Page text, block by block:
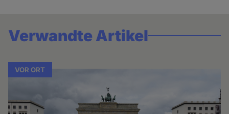
Verwandte Artikel
VOR ORT